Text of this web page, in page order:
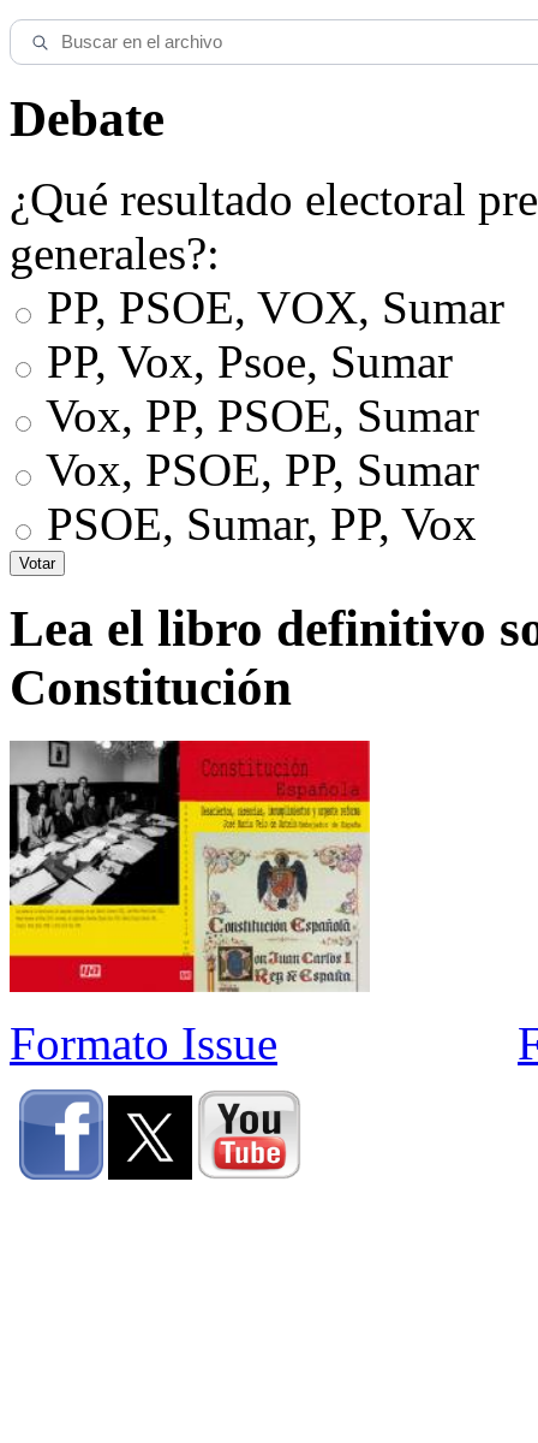
Debate
¿Qué resultado electoral
generales?:
PP, PSOE, VOX, Sumar
PP, Vox, Psoe, Sumar
Vox, PP, PSOE, Sumar
Vox, PSOE, PP, Sumar
PSOE, Sumar, PP, Vox
Lea el libro definitivo
Constitución
Formato Issue